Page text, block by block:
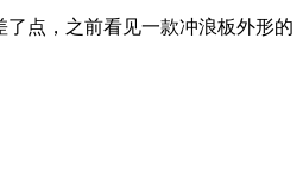
点，之前看见一款冲浪板外形的